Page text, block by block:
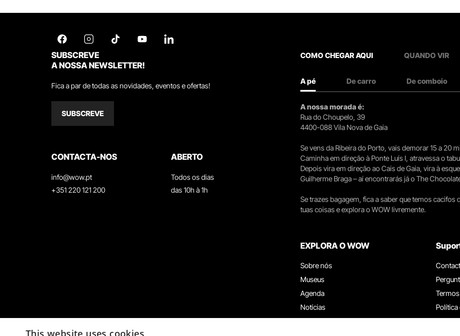
SUBSCREVE
A NOSSA NEWSLETTER!
Fica a par de todas as novidades, eventos e ofertas!
SUBSCREVE
CONTACTA-NOS
info@wow.pt
+351 220 121 200
ABERTO
Todos os dias
das 10h à 1h
COMO CHEGAR AQUI QUANDO VIR
A pé De carro De comboio
A nossa morada é:
Rua do Choupelo, 39
4400-088 Vila Nova de Gaia
Se vens da Ribeira do Porto, vais demorar 15 a 20
Caminha em direção à Ponte Luís I, atravessa o
Depois vira em direção ao Cais de Gaia, vira à
Guilherme Braga – aí encontrarás já o The
Se trazes bagagem, fica a saber que temos
tuas coisas e explora o WOW livremente.
EXPLORA O WOW
Sobre nós
Museus
Agenda
Notícias
Restaurantes
Política
This website uses cookies